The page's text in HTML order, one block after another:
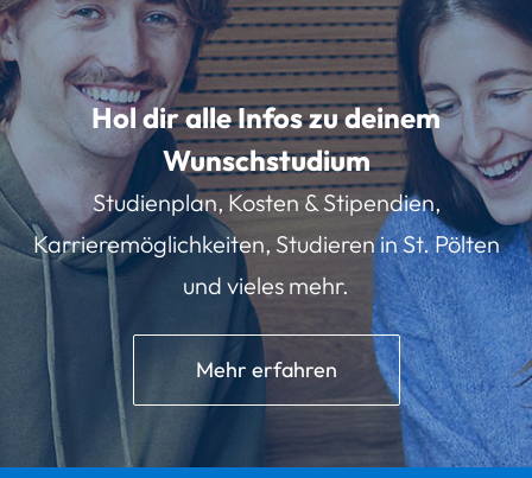
Hol dir alle Infos zu deinem
Wunschstudium
Studienplan, Kosten & Stipendien,
Karrieremöglichkeiten, Studieren in St. Pölten
und vieles mehr.
Mehr erfahren